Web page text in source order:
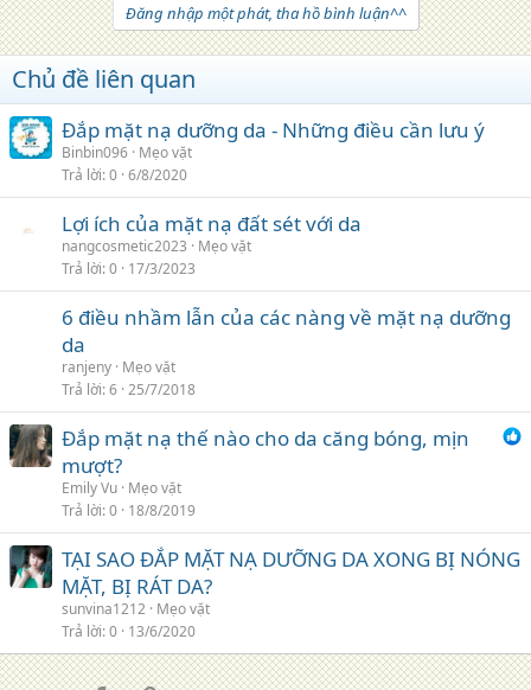
Đăng nhập một phát, tha hồ bình luận^^
Chủ đề liên quan
Đắp mặt nạ dưỡng da - Những điều cần lưu ý
Binbin096 Mẹo vặt
Trả lời 0 6/8/2020
Lợi ích của mặt nạ đất sét với da
nangcosmetic2023
Mẹo vặt
Trả lời 0 17/3/2023
6 điều nhầm lẫn của các nàng về mặt nạ dưỡng
da
ranjeny Mẹo vặt
Trả lời 6 25/7/2018
Đắp mặt nạ thế nào cho da căng bóng, mịn
mượt?
Emily Vu Mẹo vặt
Trả lời 0 18/8/2019
TẠI SAO ĐẮP MẶT NẠ DƯỠNG DA XONG BỊ NÓNG
MẶT, BỊ RÁT DA?
sunvina1212 Mẹo vặt
Trả lời 0 13/6/2020